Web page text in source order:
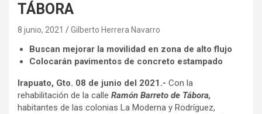
TÁBORA
8 junio, 2021 Gilberto Herrera Navarro
Buscan mejorar la movilidad en zona de alto flujo
Colocarán pavimentos de concreto estampado
Irapuato, Gto. 08 de junio del 2021.- Con la
rehabilitación de la calle Ramón Barreto de Tábora,
habitantes de las colonias La Moderna y Rodríguez,